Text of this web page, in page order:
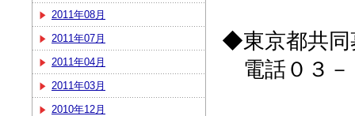
2011年08月
2011年07月
2011年04月
2011年03月
2010年12月
◆東京都共同
電話０３－